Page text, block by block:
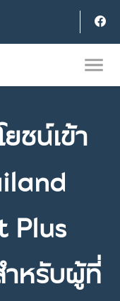
ชน์เข้า
Plus
หรับผู้ที่